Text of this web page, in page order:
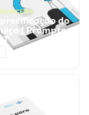
precificação do
| Prompts